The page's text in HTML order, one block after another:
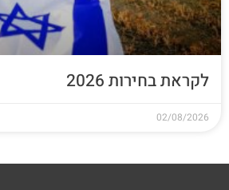
לקראת בחירות 2026
02/08/2026